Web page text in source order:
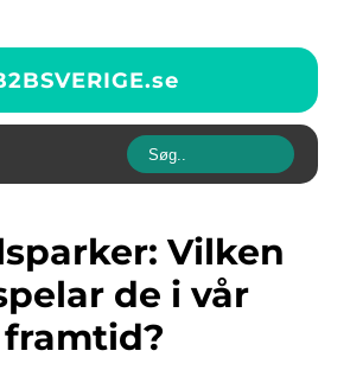
se
de i vår
framtid?